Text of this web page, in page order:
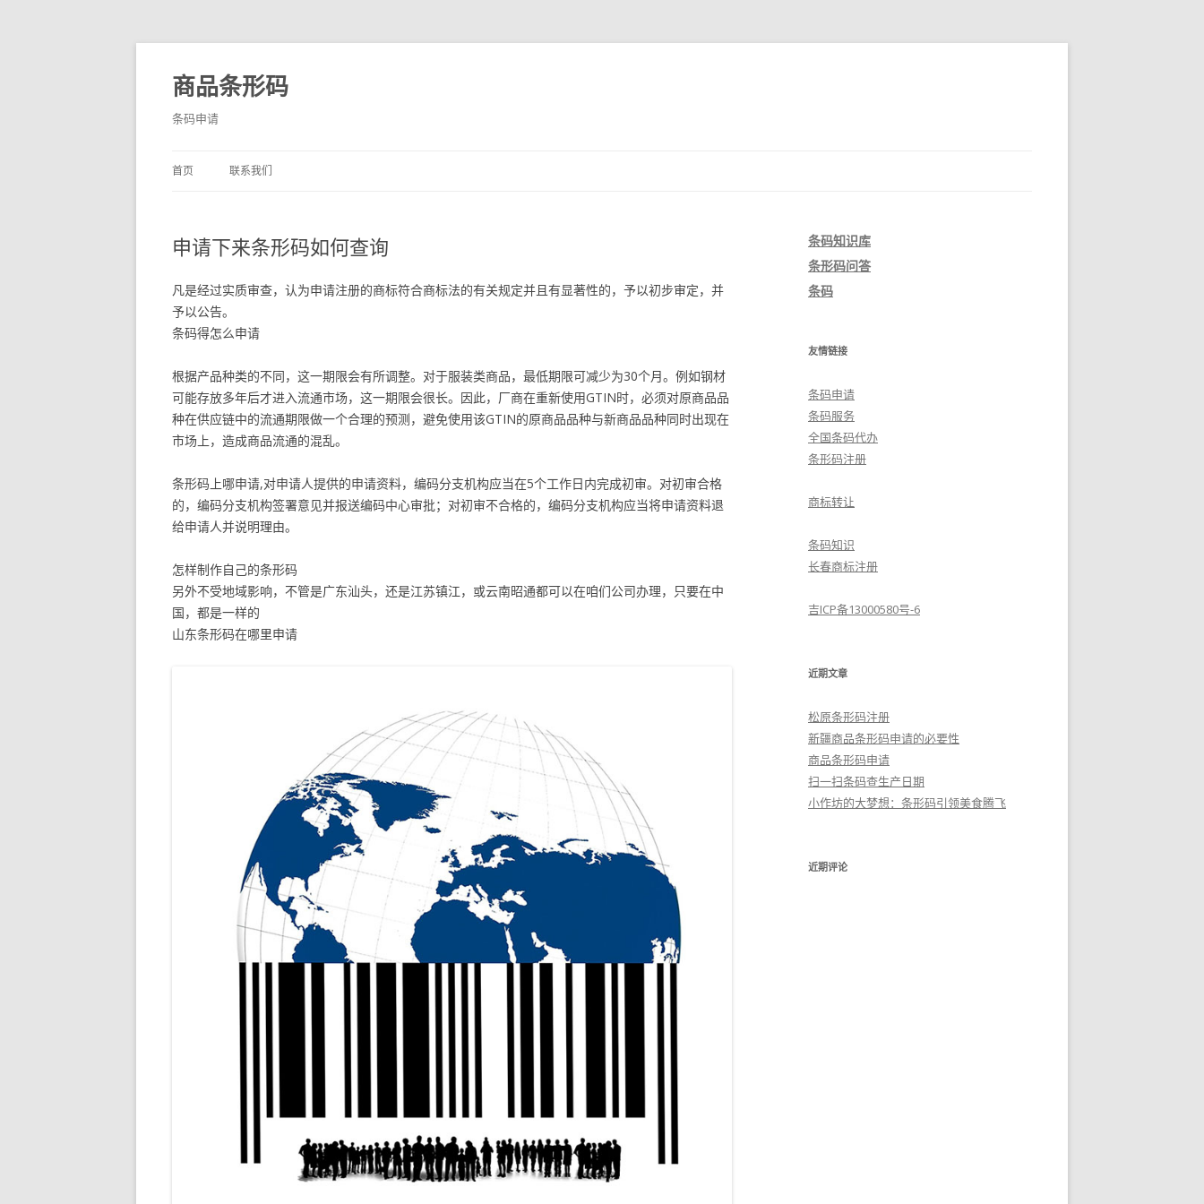
商品条形码
条码申请
首页 联系我们
申请下来条形码如何查询
凡是经过实质审查，认为申请注册的商标符合商标法的有关规定并且有显著性的，予以初步审定，并
予以公告。
条码得怎么申请
根据产品种类的不同，这一期限会有所调整。对于服装类商品，最低期限可减少为30个月。例如钢材
可能存放多年后才进入流通市场，这一期限会很长。因此，厂商在重新使用GTIN时，必须对原商品品
种在供应链中的流通期限做一个合理的预测，避免使用该GTIN的原商品品种与新商品品种同时出现在
市场上，造成商品流通的混乱。
条形码上哪申请,对申请人提供的申请资料，编码分支机构应当在5个工作日内完成初审。对初审合格
的，编码分支机构签署意见并报送编码中心审批；对初审不合格的，编码分支机构应当将申请资料退
给申请人并说明理由。
怎样制作自己的条形码
另外不受地域影响，不管是广东汕头，还是江苏镇江，或云南昭通都可以在咱们公司办理，只要在中
国，都是一样的
山东条形码在哪里申请
条码知识库
条形码问答
条码
友情链接
条码申请
条码服务
全国条码代办
条形码注册
商标转让
条码知识
长春商标注册
吉ICP备13000580号-6
近期文章
松原条形码注册
新疆商品条形码申请的必要性
商品条形码申请
扫一扫条码查生产日期
小作坊的大梦想：条形码引领美食腾飞
近期评论